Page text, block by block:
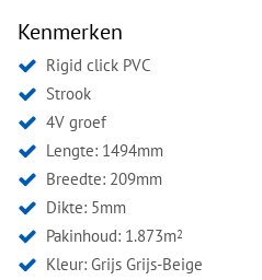
Kenmerken
Rigid click PVC
Strook
4V groef
Lengte: 1494mm
Breedte: 209mm
Dikte: 5mm
Pakinhoud: 1.873m2
Kleur: Grijs Grijs-Beige